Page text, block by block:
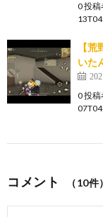
0 投
【
いた
0 投
コメント （10件）